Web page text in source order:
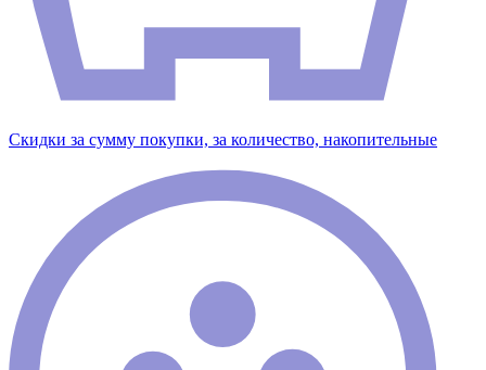
Скидки за сумму покупки, за количество, накопительные